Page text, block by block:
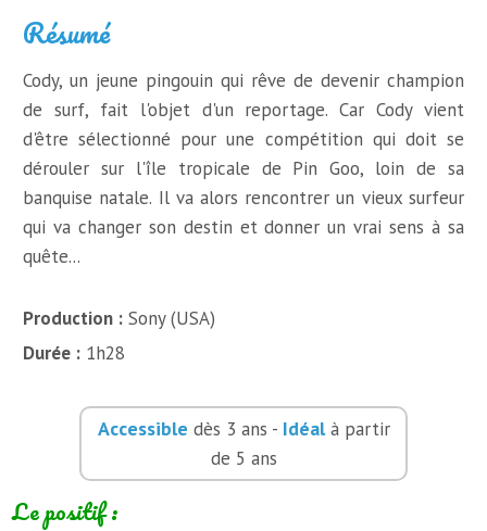
Résumé
Cody, un jeune pingouin qui rêve de devenir champion
de surf, fait l'objet d'un reportage. Car Cody vient
d'être sélectionné pour une compétition qui doit se
dérouler sur l'île tropicale de Pin Goo, loin de sa
banquise natale. Il va alors rencontrer un vieux surfeur
qui va changer son destin et donner un vrai sens à sa
quête...
Production : Sony (USA)
Durée : 1h28
Accessible dès 3 ans - Idéalà partir
de 5 ans
Le positif :